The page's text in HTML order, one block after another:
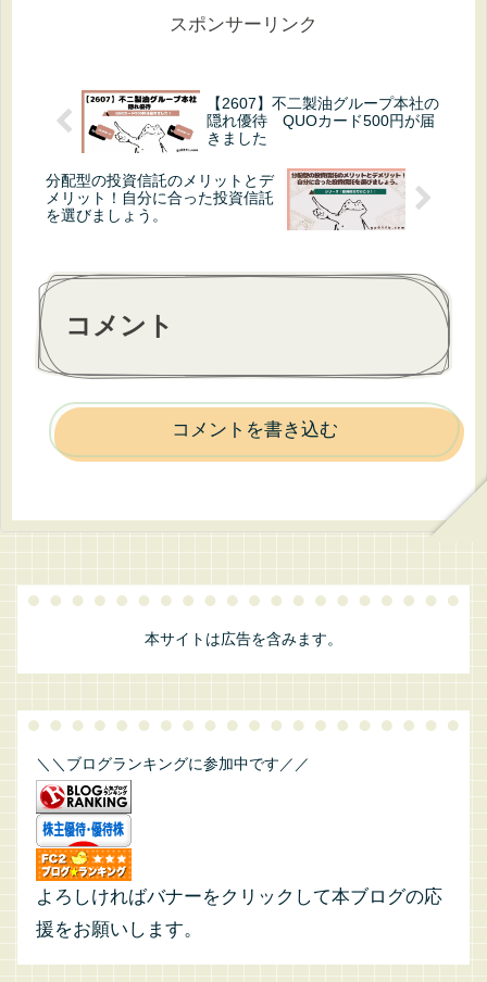
スポンサーリンク
【2607】不二製油グループ本社の
隠れ優待 QUOカード500円が届
きました
分配型の投資信託のメリットとデ
メリット！自分に合った投資信託
を選びましょう。
コメント
コメントを書き込む
本サイトは広告を含みます。
＼＼ブログランキングに参加中です／／
よろしければバナーをクリックして本ブログの応
援をお願いします。